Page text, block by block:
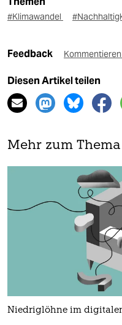
#Klimawandel
Feedback Kommentieren
Diesen Artikel teilen
Mehr zum Thema
Niedriglöhne im